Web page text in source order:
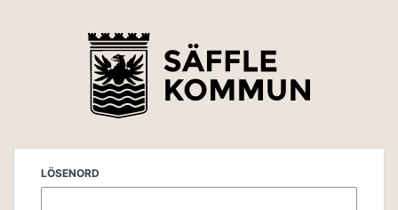
LÖSENORD